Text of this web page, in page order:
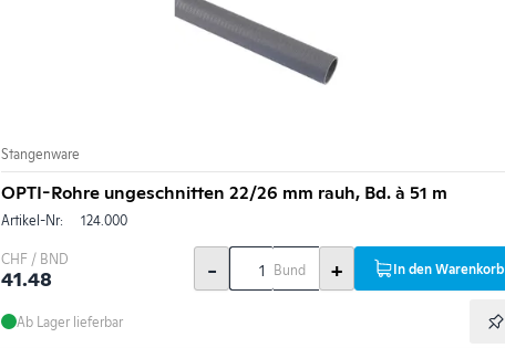
Stangenware
OPTI-Rohre ungeschnitten 22/26 mm rauh, Bd. à 51 m
Artikel-Nr: 124.000
CHF / BND
41.48 - Bund + In den Warenkorb
Ab Lager lieferbar